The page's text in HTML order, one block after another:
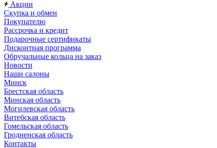
Акции
Скупка и обмен
Покупателю
Рассрочка и кредит
Подарочные сертификаты
Дисконтная программа
Обручальные кольца на заказ
Новости
Наши салоны
Минск
Брестская область
Минская область
Могилевская область
Витебская область
Гомельская область
Гродненская область
Контакты